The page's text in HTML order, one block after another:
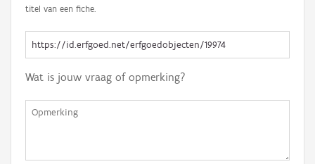
titel van een fiche.
Wat is jouw vraag of opmerking?